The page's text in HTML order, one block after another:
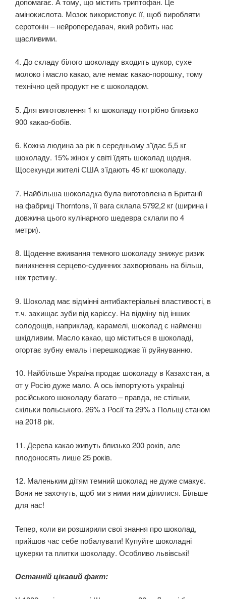
амінокислота. Мозок використовує її, щоб виробляти
серотонін – нейропередавач, який робить нас
щасливими.
4. До складу білого шоколаду входить цукор, сухе
молоко і масло какао, але немає какао-порошку, тому
технічно цей продукт не є шоколадом.
5. Для виготовлення 1 кг шоколаду потрібно близько
900 какао-бобів.
6. Кожна людина за рік в середньому з’їдає 5,5 кг
шоколаду. 15% жінок у світі їдять шоколад щодня.
Щосекунди жителі США з’їдають 45 кг шоколаду.
7. Найбільша шоколадка була виготовлена в Британії
на фабриці Thorntons, її вага склала 5792,2 кг (ширина і
довжина цього кулінарного шедевра склали по 4
метри).
8. Щоденне вживання темного шоколаду знижує ризик
виникнення серцево-судинних захворювань на більш,
ніж третину.
9. Шоколад має відмінні антибактеріальні властивості, в
т.ч. захищає зуби від карієсу. На відміну від інших
солодощів, наприклад, карамелі, шоколад є найменш
шкідливим. Масло какао, що міститься в шоколаді,
огортає зубну емаль і перешкоджає її руйнуванню.
10. Найбільше Україна продає шоколаду в Казахстан, а
от у Росію дуже мало. А ось імпортують українці
російського шоколаду багато – правда, не стільки,
скільки польського. 26% з Росії та 29% з Польщі станом
на 2018 рік.
11. Дерева какао живуть близько 200 років, але
плодоносять лише 25 років.
12. Маленьким дітям темний шоколад не дуже смакує.
Вони не захочуть, щоб ми з ними ним ділилися. Більше
для нас!
Тепер, коли ви розширили свої знання про шоколад,
прийшов час себе побалувати! Купуйте шоколадні
цукерки та плитки шоколаду. Особливо львівські!
Останній цікавий факт: